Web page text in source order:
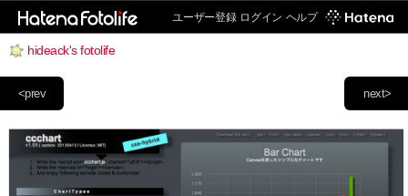
ユーザー登録 ログイン ヘルプ
hideack's fotolife
next>
<prev